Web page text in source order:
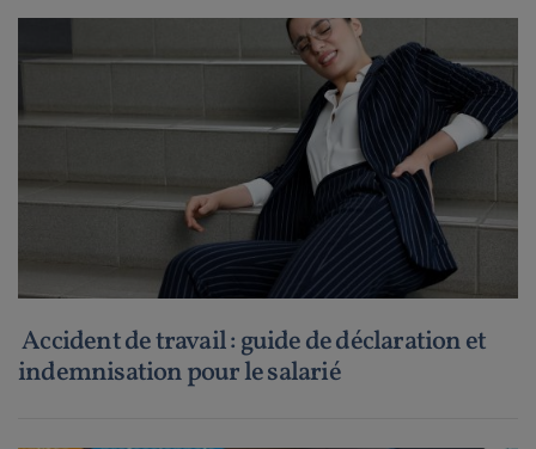
Accident de travail : guide de déclaration et
indemnisation pour le salarié